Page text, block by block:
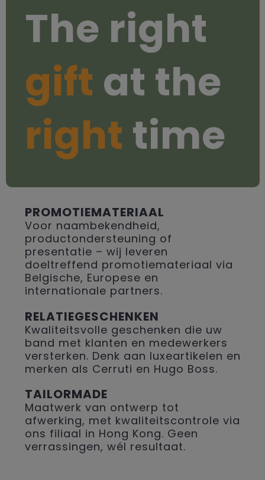
The right
gift at the
right time
PROMOTIEMATERIAAL
Voor naambekendheid,
productondersteuning of
presentatie – wij leveren
doeltreffend promotiemateriaal via
Belgische, Europese en
internationale partners.
RELATIEGESCHENKEN
Kwaliteitsvolle geschenken die uw
band met klanten en medewerkers
versterken. Denk aan luxeartikelen en
merken als Cerruti en Hugo Boss.
TAILORMADE
Maatwerk van ontwerp tot
afwerking, met kwaliteitscontrole via
ons filiaal in Hong Kong. Geen
verrassingen, wél resultaat.